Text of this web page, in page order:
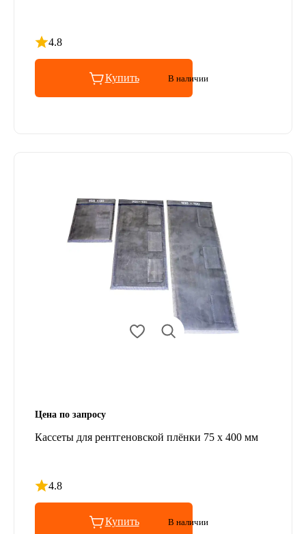
4.8
Рейтинг 4.8 из 5
Купить В наличии
Цена по запросу
Кассеты для рентгеновской плёнки 75 х 400 мм
4.8
Рейтинг 4.8 из 5
Купить В наличии